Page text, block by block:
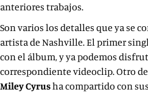
anteriores trabajos.
Son varios los detalles que ya se
artista de Nashville. El primer
con el álbum, y ya podemos
correspondiente videoclip. Otro
Miley Cyrusha compartido con